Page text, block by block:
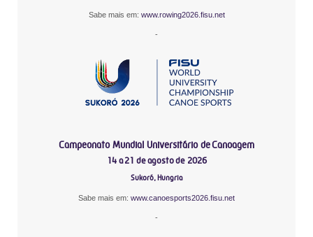
Sabe mais em: www.rowing2026.fisu.net
-
Campeonato Mundial Universitário de Canoagem
14 a 21 de agosto de 2026
Sukoró, Hungria
Sabe mais em: www.canoesports2026.fisu.net
-